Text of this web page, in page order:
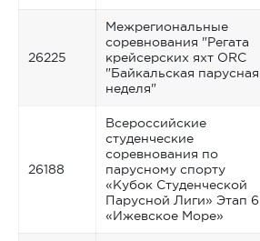
26225
Межрегиональные
соревнования "Регата
крейсерских яхт ORC
"Байкальская парусная
неделя"
26188
Всероссийские
студенческие
соревнования по
парусному спорту
«Кубок Студенческой
Парусной Лиги» Этап 6
«Ижевское Море»